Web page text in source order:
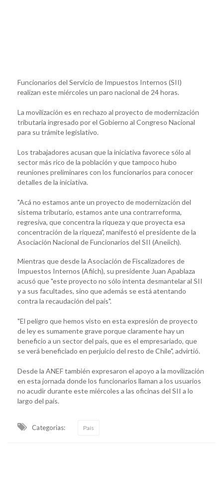
Funcionarios del Servicio de Impuestos Internos (SII)
realizan este miércoles un paro nacional de 24 horas.
La movilización es en rechazo al proyecto de modernización
tributaria ingresado por el Gobierno al Congreso Nacional
para su trámite legislativo.
Los trabajadores acusan que la iniciativa favorece sólo al
sector más rico de la población y que tampoco hubo
reuniones preliminares con los funcionarios para conocer
detalles de la iniciativa.
"Acá no estamos ante un proyecto de modernización del
sistema tributario, estamos ante una contrarreforma,
regresiva, que concentra la riqueza y que proyecta esa
concentración de la riqueza", manifestó el presidente de la
Asociación Nacional de Funcionarios del SII (Aneiich).
Mientras que desde la Asociación de Fiscalizadores de
Impuestos Internos (Afiich), su presidente Juan Apablaza
acusó que "este proyecto no sólo intenta desmantelar al SII
y a sus facultades, sino que además se está atentando
contra la recaudación del país".
"El peligro que hemos visto en esta expresión de proyecto
de ley es sumamente grave porque claramente hay un
beneficio a un sector del país, que es el empresariado, que
se verá beneficiado en perjuicio del resto de Chile", advirtió.
Desde la ANEF también expresaron el apoyo a la movilización
en esta jornada donde los funcionarios llaman a los usuarios
no acudir durante este miércoles a las oficinas del SII a lo
largo del país.
Categorias: País